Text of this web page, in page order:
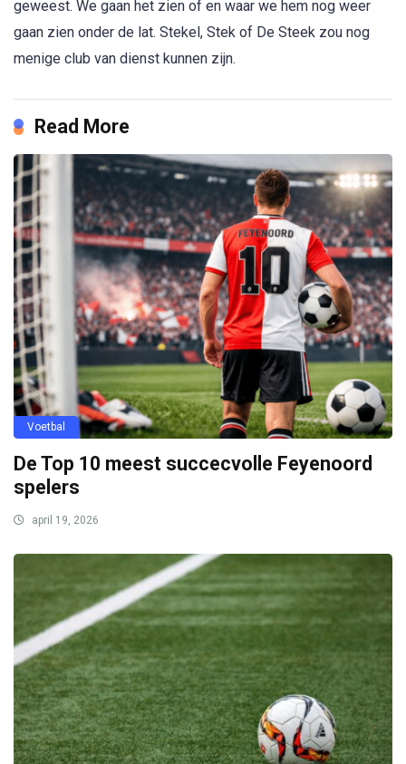
geweest. We gaan het zien of en waar we hem nog weer
gaan zien onder de lat. Stekel, Stek of De Steek zou nog
menige club van dienst kunnen zijn.
Read More
Voetbal
De Top 10 meest succecvolle Feyenoord
spelers
april 19, 2026